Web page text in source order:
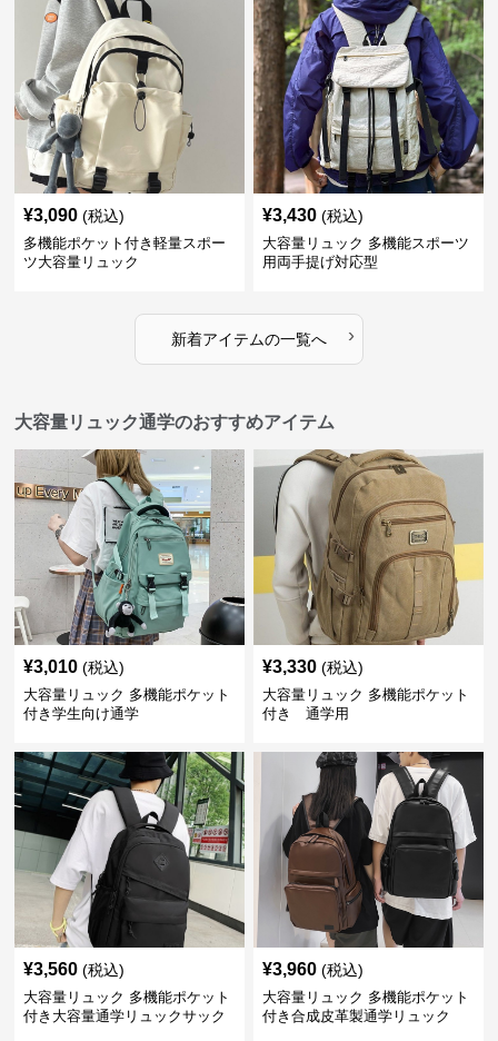
¥3,090 (税込)
多機能ポケット付き軽量スポー
ツ大容量リュック
¥3,430 (税込)
大容量リュック 多機能スポーツ
用両手提げ対応型
新着アイテムの一覧へ ›
大容量リュック通学のおすすめアイテム
¥3,010 (税込)
大容量リュック 多機能ポケット
付き学生向け通学
¥3,330 (税込)
大容量リュック 多機能ポケット
付き 通学用
¥3,560 (税込)
大容量リュック 多機能ポケット
付き大容量通学リュックサック
¥3,960 (税込)
大容量リュック 多機能ポケット
付き合成皮革製通学リュック